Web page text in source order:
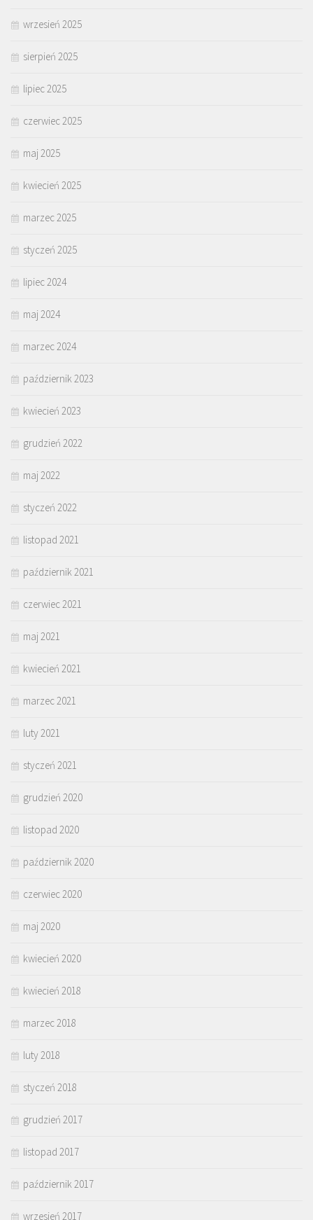
wrzesień 2025
sierpień 2025
lipiec 2025
czerwiec 2025
maj 2025
kwiecień 2025
marzec 2025
styczeń 2025
lipiec 2024
maj 2024
marzec 2024
październik 2023
kwiecień 2023
grudzień 2022
maj 2022
styczeń 2022
listopad 2021
październik 2021
czerwiec 2021
maj 2021
kwiecień 2021
marzec 2021
luty 2021
styczeń 2021
grudzień 2020
listopad 2020
październik 2020
czerwiec 2020
maj 2020
kwiecień 2020
kwiecień 2018
marzec 2018
luty 2018
styczeń 2018
grudzień 2017
listopad 2017
październik 2017
wrzesień 2017